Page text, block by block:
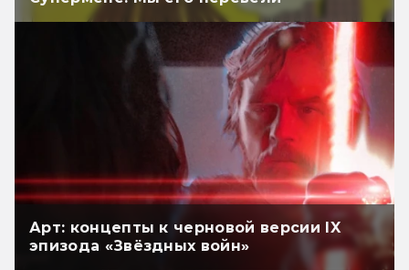
Арт: концепты к черновой версии IX
эпизода «Звёздных войн»